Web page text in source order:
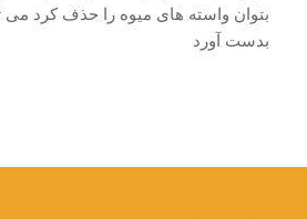
بتوان واسته های میوه را حذف کرد
بدست آورد